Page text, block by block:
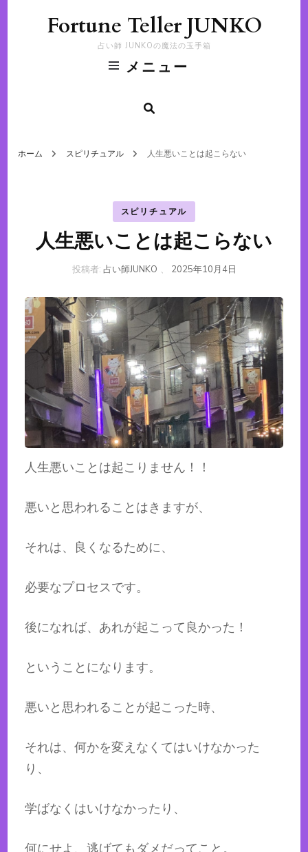
Fortune Teller JUNKO
占い師 JUNKOの魔法の玉手箱
メニュー
ホーム スピリチュアル 人生悪いことは起こらない
スピリチュアル
人生悪いことは起こらない
投稿者: 占い師JUNKO 、 2025年10月4日
人生悪いことは起こりません！！
悪いと思われることはきますが、
それは、良くなるために、
必要なプロセスです。
後になれば、あれが起こって良かった！
ということになります。
悪いと思われることが起こった時、
それは、何かを変えなくてはいけなかった
り、
学ばなくはいけなかったり、
何にせよ、逃げてもダメだってこと。